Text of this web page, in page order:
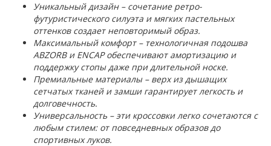
Уникальный дизайн – сочетание ретро-
футуристического силуэта и мягких пастельных
оттенков создает неповторимый образ.
Максимальный комфорт – технологичная подошва
ABZORB и ENCAP обеспечивают амортизацию и
поддержку стопы даже при длительной носке.
Премиальные материалы – верх из дышащих
сетчатых тканей и замши гарантирует легкость и
долговечность.
Универсальность – эти кроссовки легко сочетаются с
любым стилем: от повседневных образов до
спортивных луков.